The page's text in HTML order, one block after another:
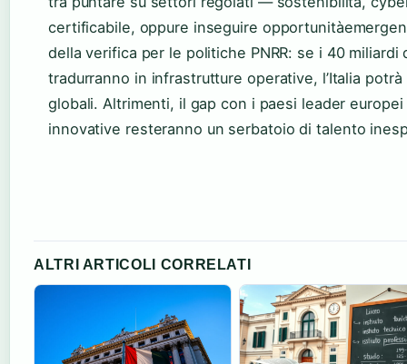
certificabile, oppure inseguire
della verifica per le politiche PNRR: se i 40
tradurranno in infrastrutture operative, l’Italia
globali. Altrimenti, il gap con i paesi leader
innovative resteranno un serbatoio di talento
ALTRI ARTICOLI CORRELATI